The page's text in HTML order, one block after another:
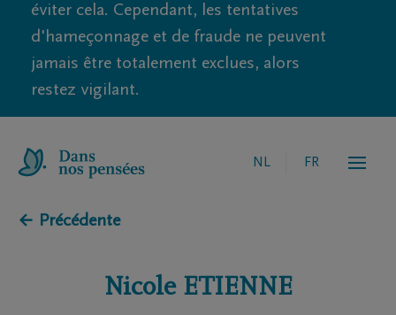
éviter cela. Cependant, les tentatives
d'hameçonnage et de fraude ne peuvent
jamais être totalement exclues, alors
restez vigilant.
NL FR
← Précédente
Nicole ETIENNE